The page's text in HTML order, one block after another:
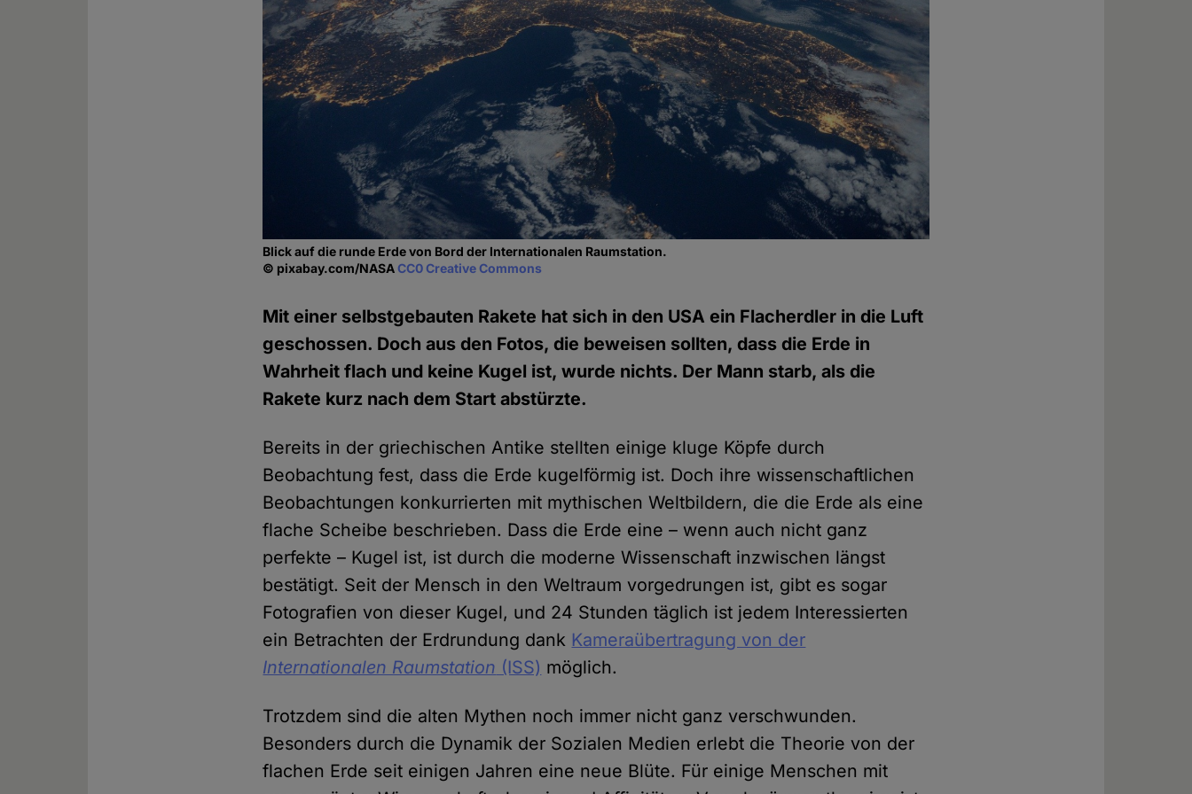
Blick auf die runde Erde von Bord der Internationalen Raumstation.
© pixabay.com/NASACC0 Creative Commons
Mit einer selbstgebauten Rakete hat sich in den USA ein Flacherdler in die Luft
geschossen. Doch aus den Fotos, die beweisen sollten, dass die Erde in
Wahrheit flach und keine Kugel ist, wurde nichts. Der Mann starb, als die
Rakete kurz nach dem Start abstürzte.
Bereits in der griechischen Antike stellten einige kluge Köpfe durch
Beobachtung fest, dass die Erde kugelförmig ist. Doch ihre wissenschaftlichen
Beobachtungen konkurrierten mit mythischen Weltbildern, die die Erde als eine
flache Scheibe beschrieben. Dass die Erde eine – wenn auch nicht ganz
perfekte – Kugel ist, ist durch die moderne Wissenschaft inzwischen längst
bestätigt. Seit der Mensch in den Weltraum vorgedrungen ist, gibt es sogar
Fotografien von dieser Kugel, und 24 Stunden täglich ist jedem Interessierten
ein Betrachten der Erdrundung dank Kameraübertragung von der
Internationalen Raumstation (ISS) möglich.
Trotzdem sind die alten Mythen noch immer nicht ganz verschwunden.
Besonders durch die Dynamik der Sozialen Medien erlebt die Theorie von der
flachen Erde seit einigen Jahren eine neue Blüte. Für einige Menschen mit